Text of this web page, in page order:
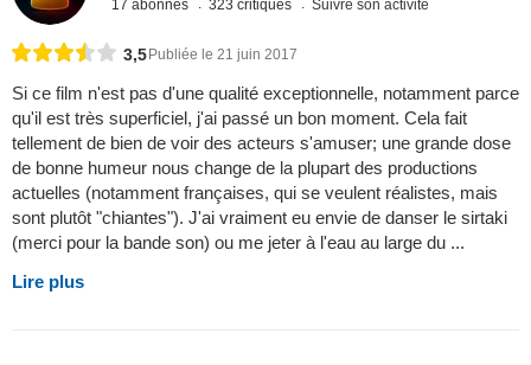
17 abonnés 323 critiques Suivre son activité
3,5 Publiée le 21 juin 2017
Si ce film n'est pas d'une qualité exceptionnelle, notamment parce
qu'il est très superficiel, j'ai passé un bon moment. Cela fait
tellement de bien de voir des acteurs s'amuser; une grande dose
de bonne humeur nous change de la plupart des productions
actuelles (notamment françaises, qui se veulent réalistes, mais
sont plutôt "chiantes"). J'ai vraiment eu envie de danser le sirtaki
(merci pour la bande son) ou me jeter à l'eau au large du ...
Lire plus